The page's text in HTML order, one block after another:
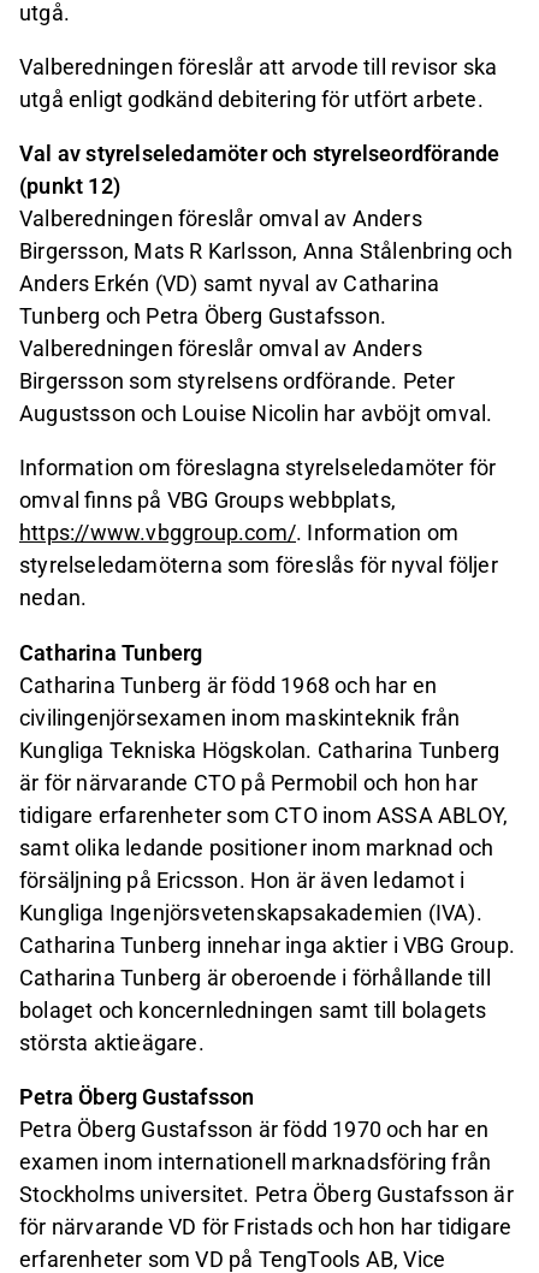
utgå.
Valberedningen föreslår att arvode till revisor ska
utgå enligt godkänd debitering för utfört arbete.
Val av styrelseledamöter och styrelseordförande
(punkt 12)
Valberedningen föreslår omval av Anders
Birgersson, Mats R Karlsson, Anna Stålenbring och
Anders Erkén (VD) samt nyval av Catharina
Tunberg och Petra Öberg Gustafsson.
Valberedningen föreslår omval av Anders
Birgersson som styrelsens ordförande. Peter
Augustsson och Louise Nicolin har avböjt omval.
Information om föreslagna styrelseledamöter för
omval finns på VBG Groups webbplats,
https://www.vbggroup.com/. Information om
styrelseledamöterna som föreslås för nyval följer
nedan.
Catharina Tunberg
Catharina Tunberg är född 1968 och har en
civilingenjörsexamen inom maskinteknik från
Kungliga Tekniska Högskolan. Catharina Tunberg
är för närvarande CTO på Permobil och hon har
tidigare erfarenheter som CTO inom ASSA ABLOY,
samt olika ledande positioner inom marknad och
försäljning på Ericsson. Hon är även ledamot i
Kungliga Ingenjörsvetenskapsakademien (IVA).
Catharina Tunberg innehar inga aktier i VBG Group.
Catharina Tunberg är oberoende i förhållande till
bolaget och koncernledningen samt till bolagets
största aktieägare.
Petra Öberg Gustafsson
Petra Öberg Gustafsson är född 1970 och har en
examen inom internationell marknadsföring från
Stockholms universitet. Petra Öberg Gustafsson är
för närvarande VD för Fristads och hon har tidigare
erfarenheter som VD på TengTools AB, Vice